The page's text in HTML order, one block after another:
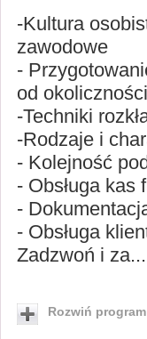
-Kultura
zawodowe
-
od okoliczności
-Techniki
-Rodzaje i
- Kolejność
- Obsługa kas
-
- Obsługa
Zadzwoń i za...
Rozwiń program